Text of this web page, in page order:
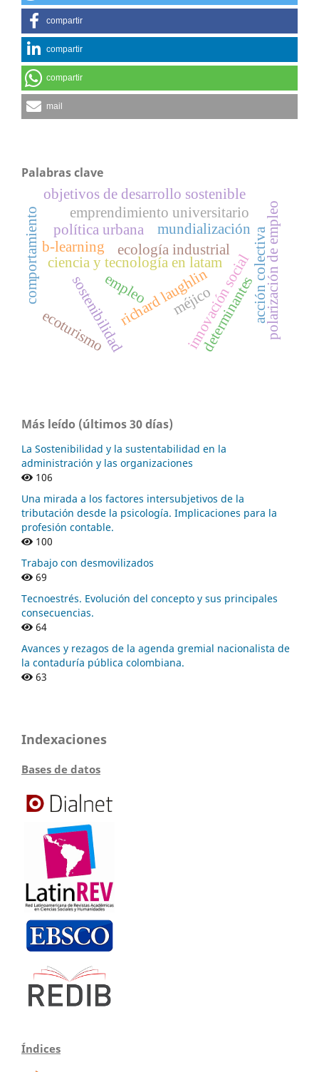
compartir
compartir
compartir
mail
Palabras clave
richard laughlin
ciencia y tecnología en latam
innovación social
política urbana acción colectiva
empleo polarización de empleo
ecología industrial
comportamiento
sostenibilidad determinantes
emprendimiento universitario
objetivos de desarrollo sostenible
méjico
ecoturismo
mundialización
b-learning
Más leído (últimos 30 días)
La Sostenibilidad y la sustentabilidad en la
administración y las organizaciones
106
Una mirada a los factores intersubjetivos de la
tributación desde la psicología. Implicaciones para la
profesión contable.
100
Trabajo con desmovilizados
69
Tecnoestrés. Evolución del concepto y sus principales
consecuencias.
64
Avances y rezagos de la agenda gremial nacionalista de
la contaduría pública colombiana.
63
Indexaciones
Bases de datos
Índices